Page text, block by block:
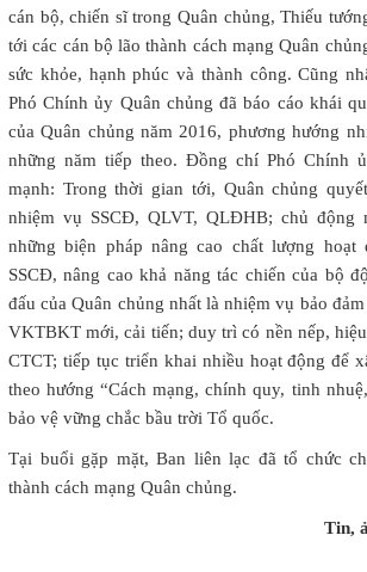
cán bộ, chiến sĩ trong Quân chủng, Thiếu
tới các cán bộ lão thành cách mạng Quân
sức khỏe, hạnh phúc và thành công. Cũng
Phó Chính ủy Quân chủng đã báo cáo khái
của Quân chủng năm 2016, phương hướng
những năm tiếp theo. Đồng chí Phó Chính
mạnh: Trong thời gian tới, Quân chủng
nhiệm vụ SSCĐ, QLVT, QLĐHB; chủ động
những biện pháp nâng cao chất lượng hoạt
SSCĐ, nâng cao khả năng tác chiến của bộ
đấu của Quân chủng nhất là nhiệm vụ bảo
VKTBKT mới, cải tiến; duy trì có nền nếp,
CTCT; tiếp tục triển khai nhiều hoạt động để
theo hướng “Cách mạng, chính quy, tinh
bảo vệ vững chắc bầu trời Tổ quốc.
Tại buổi gặp mặt, Ban liên lạc đã tổ chức
thành cách mạng Quân chủng.
Tin,